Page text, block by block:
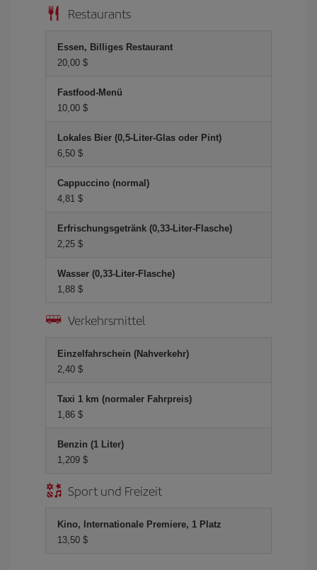
Restaurants
Essen, Billiges Restaurant
20,00 $
Fastfood-Menü
10,00 $
Lokales Bier (0,5-Liter-Glas oder Pint)
6,50 $
Cappuccino (normal)
4,81 $
Erfrischungsgetränk (0,33-Liter-Flasche)
2,25 $
Wasser (0,33-Liter-Flasche)
1,88 $
Verkehrsmittel
Einzelfahrschein (Nahverkehr)
2,40 $
Taxi 1 km (normaler Fahrpreis)
1,86 $
Benzin (1 Liter)
1,209 $
Sport und Freizeit
Kino, Internationale Premiere, 1 Platz
13,50 $